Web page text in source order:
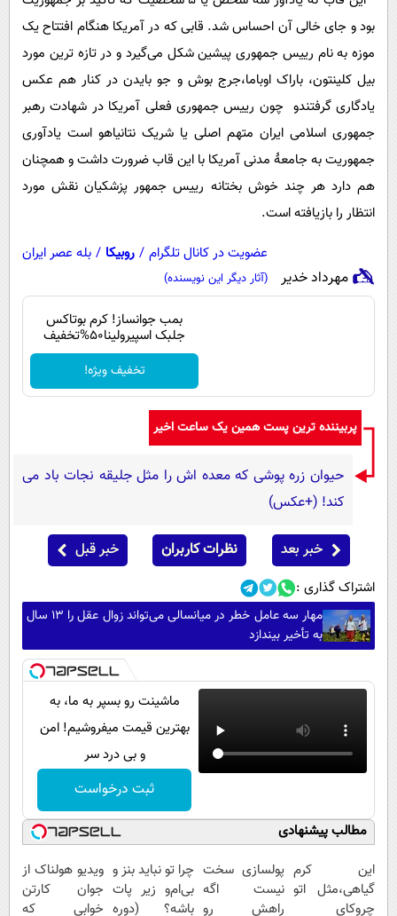
بود و جای خالی آن احساس شد. قابی که در آمریکا هنگام افتتاح یک
موزه به نام رییس جمهوری پیشین شکل می‌گیرد و در تازه ترین مورد
بیل کلینتون، باراک اوباما،جرج بوش و جو بایدن در کنار هم عکس
یادگاری گرفتندو چون رییس جمهوری فعلی آمریکا در شهادت رهبر
جمهوری اسلامی ایران متهم اصلی یا شریک نتانیاهو است یادآوری
جمهوریت به جامعۀ مدنی آمریکا با این قاب ضرورت داشت و همچنان
هم دارد هر چند خوش بختانه رییس جمهور پزشکیان نقش مورد
انتظار را بازیافته است.
عضویت در کانال تلگرام / روبیکا / بله عصر ایران
مهرداد خدیر (آثار دیگر این نویسنده)
بمب جوانساز! کرم بوتاکس
جلبک اسپیرولینا50%تخفیف
تخفیف ویژه!
پربیننده ترین پست همین یک ساعت اخیر
حیوان زره پوشی که معده اش را مثل جلیقه نجات باد می
کند! (+عکس)
خبر بعد نظرات کاربران خبر قبل
اشتراک گذاری :
مهار سه عامل خطر در میانسالی می‌تواند زوال عقل را ۱۳ سال
به تأخیر بیندازد
ماشینت رو بسپر به ما، به
بهترین قیمت میفروشیم! امن
و بی درد سر
ثبت درخواست
مطالب پیشنهادی
این کرم
گیاهی،مثل اتو
چروکای
پولسازی سخت
نیست اگه
راهش رو
چرا تو نباید بنز و
بی‌ام‌و زیر پات
باشه؟ (دوره
ویدیو هولناک از
جوان کارتن
خوابی که